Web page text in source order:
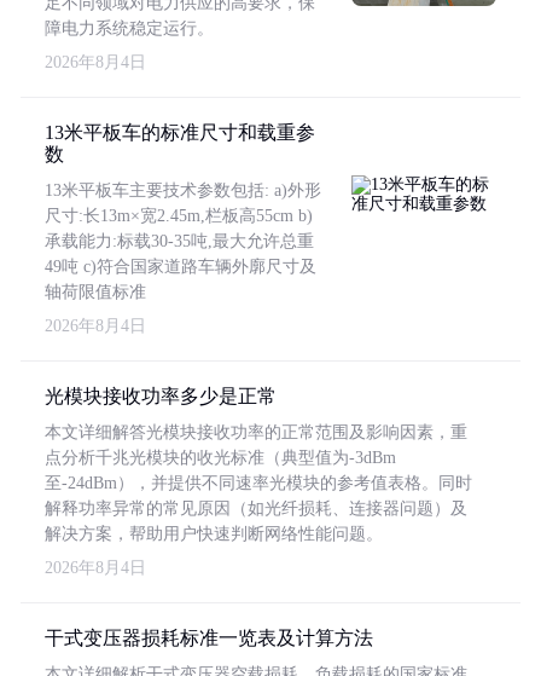
障电力系统稳定运行。
2026年8月4日
13米平板车的标准尺寸和载重参
数
13米平板车主要技术参数包括: a)外形
尺寸:长13m×宽2.45m,栏板高55cm b)
承载能力:标载30-35吨,最大允许总重
49吨 c)符合国家道路车辆外廓尺寸及
轴荷限值标准
2026年8月4日
光模块接收功率多少是正常
本文详细解答光模块接收功率的正常范围及影响因素，重
点分析千兆光模块的收光标准（典型值为-3dBm
至-24dBm），并提供不同速率光模块的参考值表格。同时
解释功率异常的常见原因（如光纤损耗、连接器问题）及
解决方案，帮助用户快速判断网络性能问题。
2026年8月4日
干式变压器损耗标准一览表及计算方法